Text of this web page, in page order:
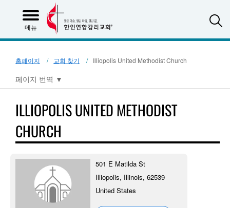
메뉴
홈페이지 교회 찾기 Illiopolis United Methodist Church
페이지 번역 ▼
ILLIOPOLIS UNITED METHODIST
CHURCH
501 E Matilda St
Illiopolis, Illinois, 62539
United States